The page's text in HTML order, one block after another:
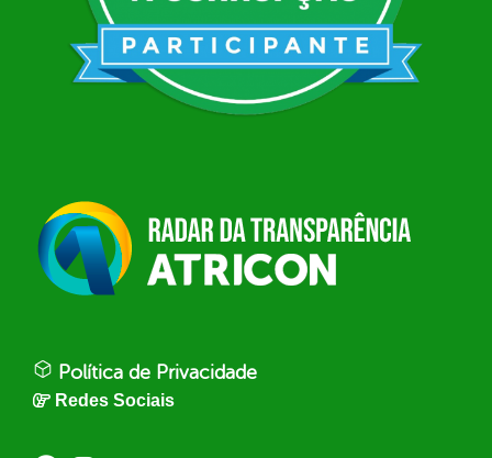
Política de Privacidade
Redes Sociais